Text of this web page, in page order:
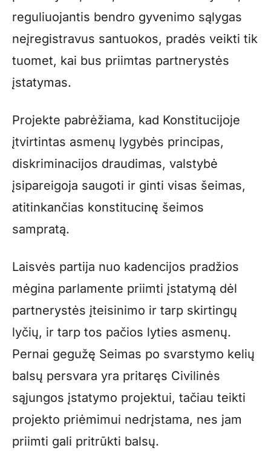
reguliuojantis bendro gyvenimo sąlygas
neįregistravus santuokos, pradės veikti tik
tuomet, kai bus priimtas partnerystės
įstatymas.
Projekte pabrėžiama, kad Konstitucijoje
įtvirtintas asmenų lygybės principas,
diskriminacijos draudimas, valstybė
įsipareigoja saugoti ir ginti visas šeimas,
atitinkančias konstitucinę šeimos
sampratą.
Laisvės partija nuo kadencijos pradžios
mėgina parlamente priimti įstatymą dėl
partnerystės įteisinimo ir tarp skirtingų
lyčių, ir tarp tos pačios lyties asmenų.
Pernai gegužę Seimas po svarstymo kelių
balsų persvara yra pritaręs Civilinės
sąjungos įstatymo projektui, tačiau teikti
projekto priėmimui nedrįstama, nes jam
priimti gali pritrūkti balsų.